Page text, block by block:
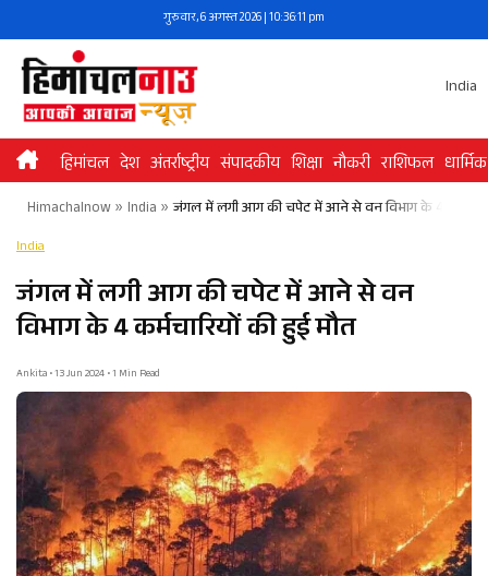
to
content
गुरुवार, 6 अगस्त 2026 | 10:36:11 pm
India
हिमांचल देश अंतर्राष्ट्रीय संपादकीय शिक्षा नौकरी राशिफल धार्मिक
Himachalnow» India » जंगल में लगी आग की चपेट में आने से वन विभाग के 4
India
जंगल में लगी आग की चपेट में आने से वन
विभाग के 4 कर्मचारियों की हुई मौत
Ankita • 13 Jun 2024 • 1 Min Read